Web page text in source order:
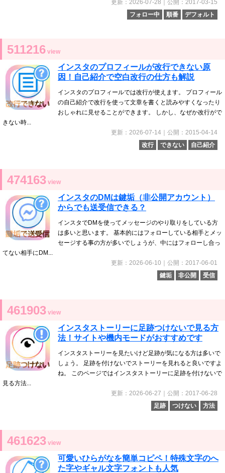
更新：2026-07-28｜公開：2017-03-15
フォロー中
順番 デフォルト
511216 view
インスタのプロフィールが改行できない原
因！自己紹介で空白改行の仕方も解説
インスタのプロフィールでは改行が使えます。 プロフィール
の自己紹介で改行を使って文章を書くと読みやすくなったり
おしゃれに見せることができます。 しかし、なぜか改行がで
きない時...
更新：2026-07-14｜公開：2015-04-14
改行
できない 自己紹介
474163 view
インスタのDMは鍵垢（非公開アカウント）
からでも送受信できる？
インスタでDMを使ってメッセージのやり取りをしている方
は多いと思います。 基本的にはフォローしている相手とメッ
セージする事の方が多いでしょうが、中にはフォローし合っ
てない相手にDM...
更新：2026-06-10｜公開：2017-06-01
鍵垢
非公開 受信
461903 view
インスタストーリーに足跡つけないで見る方
法！サイトや機内モードがおすすめです
インスタストーリーを見たいけど足跡が気になる方は多いで
しょう。 足跡を付けないでストーリーを見れると良いですよ
ね。 このページではインスタストーリーに足跡を付けないで
見る方法...
更新：2026-06-27｜公開：2017-06-28
足跡
つけない 方法
461623 view
可愛いひらがなを簡単コピペ！特殊文字のへ
た字やギャル文字フォントも人気